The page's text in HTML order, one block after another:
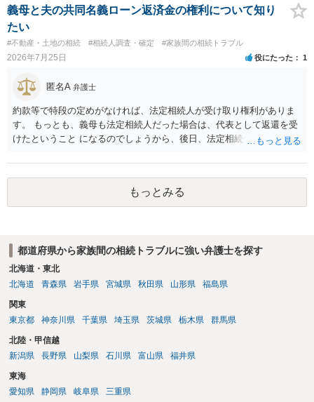
相談 されたら良いと思います。
義母と夫の共同名義ローン返済金の権利について知り
たい
#不動産・土地の相続 #相続人調査・確定 #家族間の相続トラブル
2026年7月25日 役にたった 1
匿名A 弁護士
約款等で特段の定めがなければ、法定相続人が受け取り権利がありま
す。 もっとも、義母も法定相続人だった場合は、代表として返還を受
けたということ になるのでしょうから、後日、法定相続分に基づいて
もっとみる
都道府県から家族間の相続トラブルに強い弁護士を探す
北海道・東北
北海道
青森県 岩手県 宮城県 秋田県 山形県 福島県
関東
東京都
神奈川県 千葉県 埼玉県 茨城県 栃木県 群馬県
北陸・甲信越
新潟県
長野県 山梨県 石川県 富山県 福井県
東海
愛知県
静岡県 岐阜県 三重県